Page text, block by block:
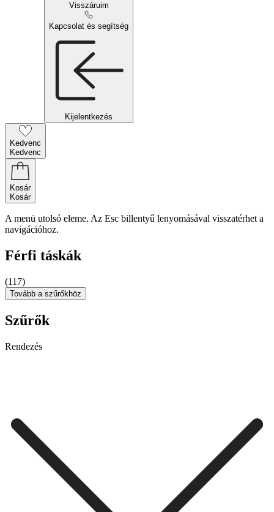
Visszáruim
Kapcsolat és segítség
Kijelentkezés
Kedvenc
Kedvenc
Kosár
Kosár
A menü utolsó eleme. Az Esc billentyű lenyomásával visszatérhet a
navigációhoz.
Férfi táskák
(117)
Tovább a szűrőkhöz
Szűrők
Rendezés